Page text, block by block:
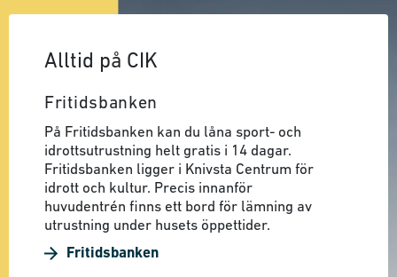
Alltid på CIK
Fritidsbanken
På Fritidsbanken kan du låna sport- och
idrottsutrustning helt gratis i 14 dagar.
Fritidsbanken ligger i Knivsta Centrum för
idrott och kultur. Precis innanför
huvudentrén finns ett bord för lämning av
utrustning under husets öppettider.
Fritidsbanken